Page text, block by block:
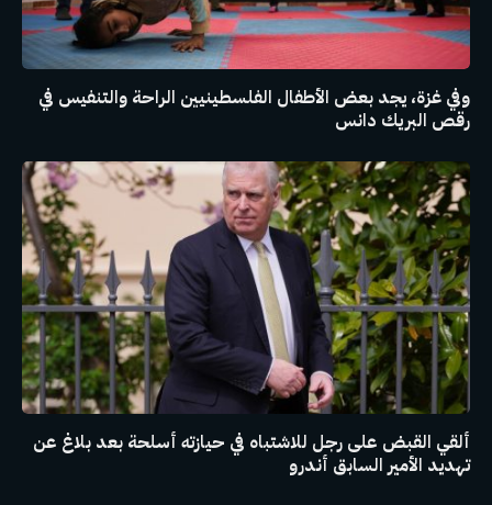
وفي غزة، يجد بعض الأطفال الفلسطينيين الراحة والتنفيس في
رقص البريك دانس
ألقي القبض على رجل للاشتباه في حيازته أسلحة بعد بلاغ عن
تهديد الأمير السابق أندرو